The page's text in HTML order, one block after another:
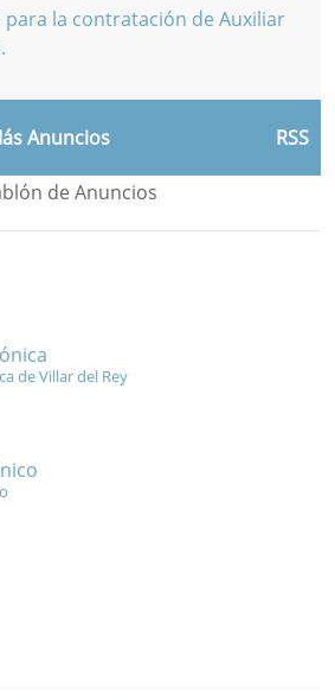
para la contratación de Auxiliar
Anuncios RSS
de Villar del Rey